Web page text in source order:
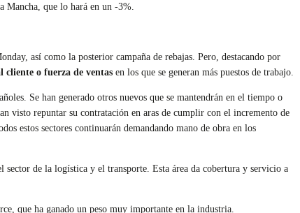
que lo hará en un -3%.
así como la posterior campaña de rebajas. Pero, destacando por
cliente o fuerza de ventas en los que se generan más puestos de trabajo.
Se han generado otros nuevos que se mantendrán en el tiempo o
visto repuntar su contratación en aras de cumplir con el incremento de
estos sectores continuarán demandando mano de obra en los
sector de la logística y el transporte. Esta área da cobertura y servicio a
que ha ganado un peso muy importante en la industria.